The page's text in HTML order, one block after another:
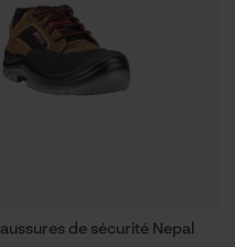
de sécurité Nepal